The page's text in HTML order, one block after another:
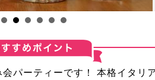
パーティーです！ 本格イタリ